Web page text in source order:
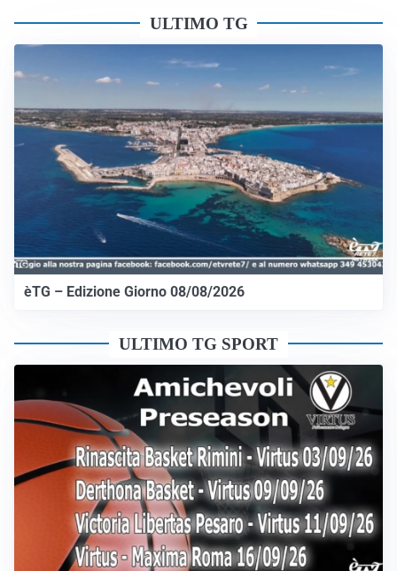
ULTIMO TG
èTG – Edizione Giorno 08/08/2026
ULTIMO TG SPORT